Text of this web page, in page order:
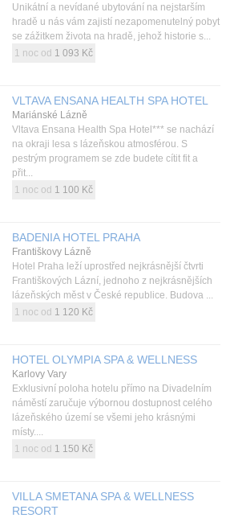
Unikátní a nevídané ubytování na nejstarším
hradě u nás vám zajistí nezapomenutelný pobyt
se zážitkem života na hradě, jehož historie s...
1 noc od 1 093 Kč
VLTAVA ENSANA HEALTH SPA HOTEL
Mariánské Lázně
Vltava Ensana Health Spa Hotel*** se nachází
na okraji lesa s lázeňskou atmosférou. S
pestrým programem se zde budete cítit fit a
přit...
1 noc od 1 100 Kč
BADENIA HOTEL PRAHA
Františkovy Lázně
Hotel Praha leží uprostřed nejkrásnější čtvrti
Františkových Lázní, jednoho z nejkrásnějších
lázeňských měst v České republice. Budova ...
1 noc od 1 120 Kč
HOTEL OLYMPIA SPA & WELLNESS
Karlovy Vary
Exklusivní poloha hotelu přímo na Divadelním
náměstí zaručuje výbornou dostupnost celého
lázeňského území se všemi jeho krásnými
místy....
1 noc od 1 150 Kč
VILLA SMETANA SPA & WELLNESS
RESORT